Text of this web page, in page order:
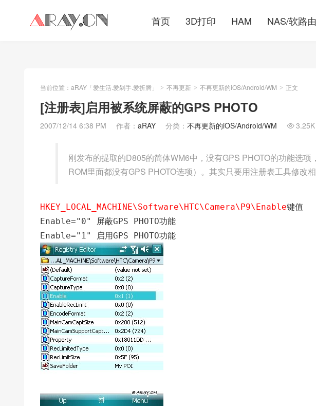
首页 3D打印 HAM NAS/软路由
当前位置： aRAY「爱生活.爱剁手.爱折腾」 > 不再更新 > 不再更新的iOS/Android/WM > 正文
[注册表]启用被系统屏蔽的GPS PHOTO
2007/12/14 6:38 PM 作者： aRAY 分类： 不再更新的iOS/Android/WM  3.25K
刚发布的提取的D805的简体WM6中，没有GPS PHOTO的功能选
ROM里面都没有GPS PHOTO选项）。其实只要用注册表工具修改
HKEY_LOCAL_MACHINE\Software\HTC\Camera\P9\Enable键值
Enable="0" 屏蔽GPS PHOTO功能
Enable="1" 启用GPS PHOTO功能